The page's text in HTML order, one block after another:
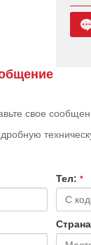
свое
Teл: *